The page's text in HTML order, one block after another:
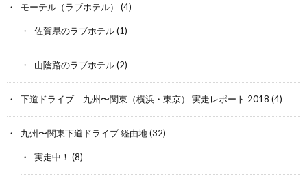
モーテル（ラブホテル） (4)
佐賀県のラブホテル(1)
山陰路のラブホテル(2)
下道ドライブ 九州〜関東（横浜・東京） 実走レポート 2018 (4)
九州〜関東下道ドライブ 経由地(32)
実走中！ (8)